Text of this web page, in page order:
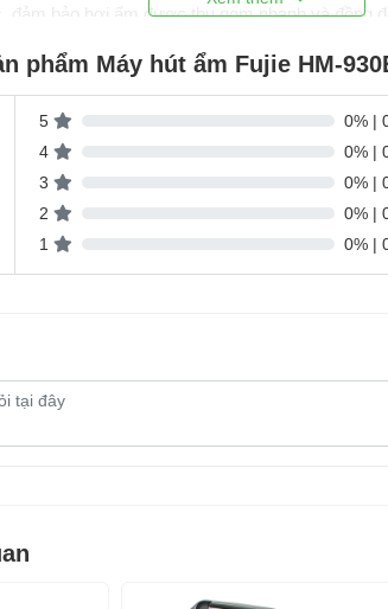
đảm bảo hơi ẩm được thu gom nhanh và đồng
phẩm Máy hút ẩm Fujie HM-
5
0% |
4
0% |
3
0% |
2
0% |
1
0% |